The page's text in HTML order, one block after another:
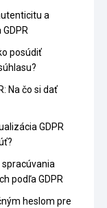
a
posúdiť
Na čo si dať
GDPR
podľa GDPR
heslom pre